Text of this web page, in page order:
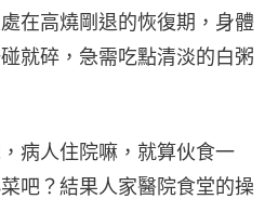
在高燒剛退的恢復期，身體
就碎，急需吃點清淡的白粥
病人住院嘛，就算伙食一
吧？結果人家醫院食堂的操